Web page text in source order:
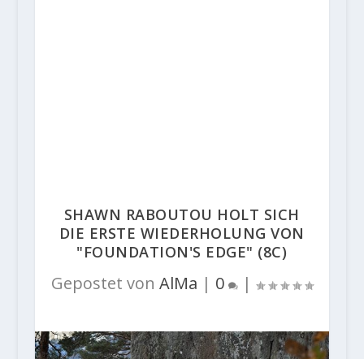
SHAWN RABOUTOU HOLT SICH
DIE ERSTE WIEDERHOLUNG VON
"FOUNDATION'S EDGE" (8C)
Gepostet von AlMa | 0 |